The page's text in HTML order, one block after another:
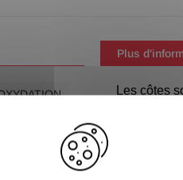
Plus
Les côtes
Pour